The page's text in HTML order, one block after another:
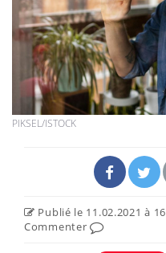
PIKSEL/ISTOCK
Publié le 11.02.2021 à
Commenter